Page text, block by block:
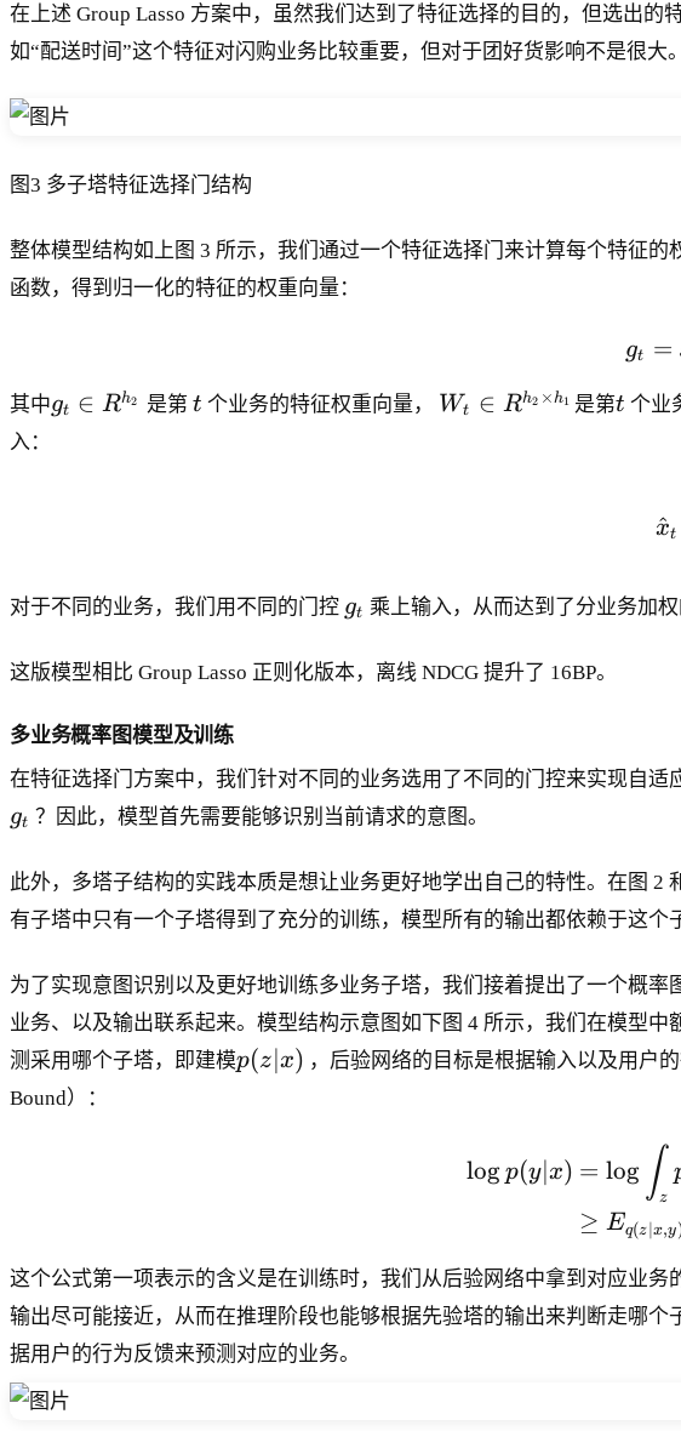
_
1
_
2
在上述 Group Lasso 方案中，虽然我们达到了特征选择的目的，但选出
如“配送时间”这个特征对闪购业务比较重要，但对于团好货影响不是很大
图3 多子塔特征选择门结构
整体模型结构如上图 3 所示，我们通过一个特征选择门来计算每个特征
函数，得到归一化的特征的权重向量：
gt =
其中g
^
h
_
2
}
gt ∈ Rh2 是第t
t 个业务的特征权重向量， W
_2
i
_1
}
Wt ∈ Rh2 ×h1 是第t
t 个业
入：
x
^t
对于不同的业务，我们用不同的门控 g
t
gt 乘上输入，从而达到了分业务加权
这版模型相比 Group Lasso 正则化版本，离线 NDCG 提升了 16BP。
多业务概率图模型及训练
在特征选择门方案中，我们针对不同的业务选用了不同的门控来实现自
g
t
gt ？因此，模型首先需要能够识别当前请求的意图。
此外，多塔子结构的实践本质是想让业务更好地学出自己的特性。在图
有子塔中只有一个子塔得到了充分的训练，模型所有的输出都依赖于这个
为了实现意图识别以及更好地训练多业务子塔，我们接着提出了一个概率
业务、以及输出联系起来。模型结构示意图如下图 4 所示，我们在模型中
测采用哪个子塔，即建模p
p(z∣x) ，后验网络的目标是根据输入以及用户
Bound）：
log p(y∣x) = log ∫z
≥ Eq(z∣x,y)
这个公式第一项表示的含义是在训练时，我们从后验网络中拿到对应业务
输出尽可能接近，从而在推理阶段也能够根据先验塔的输出来判断走哪
据用户的行为反馈来预测对应的业务。